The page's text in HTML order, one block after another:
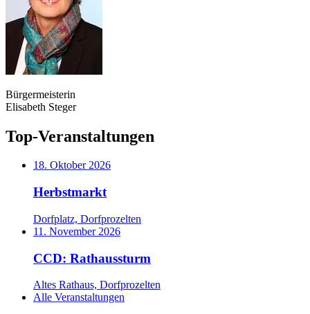
Bürgermeisterin
Elisabeth Steger
Top-Veranstaltungen
18. Oktober 2026
Herbstmarkt
Dorfplatz, Dorfprozelten
11. November 2026
CCD: Rathaussturm
Altes Rathaus, Dorfprozelten
Alle Veranstaltungen